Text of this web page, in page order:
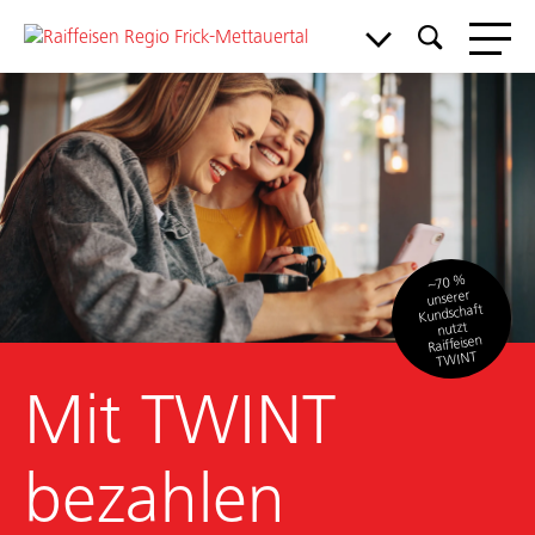
~70 %
unserer
Kundschaft
nutzt
Raiffeisen
TWINT
Mit TWINT
bezahlen